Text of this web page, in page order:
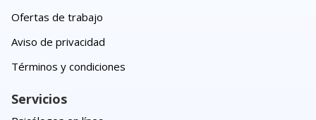
Ofertas de trabajo
Aviso de privacidad
Términos y condiciones
Servicios